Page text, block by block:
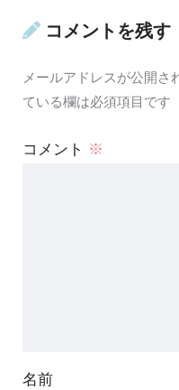
コメントを残す
メールアドレスが公開さ
ている欄は必須項目です
コメント ※
名前